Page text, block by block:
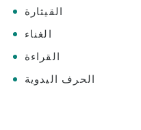
القيثارة
الغناء
القراءة
الحرف اليدوية